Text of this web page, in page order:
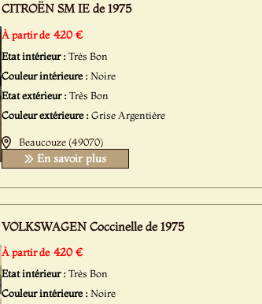
CITROËN SM IE de 1975
À partir de 420 €
Etat intérieur : Très Bon
Couleur intérieure : Noire
Etat extérieur : Très Bon
Couleur extérieure : Grise Argentière
Beaucouze (49070)
En savoir plus
VOLKSWAGEN Coccinelle de 1975
À partir de 420 €
Etat intérieur : Très Bon
Couleur intérieure : Noire